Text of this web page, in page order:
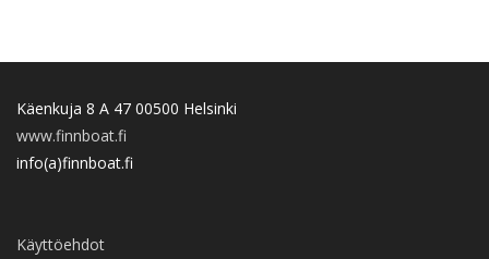
Käenkuja 8 A 47 00500 Helsinki
www.finnboat.fi
info(a)finnboat.fi
Käyttöehdot